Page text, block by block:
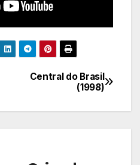
Central do Brasil
(1998)